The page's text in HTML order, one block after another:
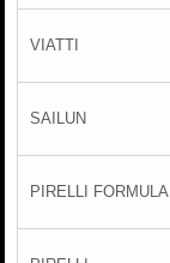
VIATTI
SAILUN
PIRELLI FORMULA